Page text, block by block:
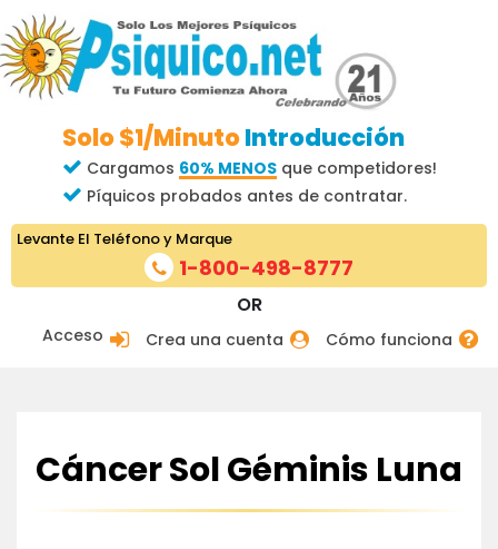
Solo $1/MinutoIntroducción
Cargamos 60% MENOSque competidores!
Píquicos probados antes de contratar.
Acceso Crea una cuenta Cómo funciona
OR
Levante El Teléfono y Marque
1-800-498-8777
Cáncer Sol Géminis Luna